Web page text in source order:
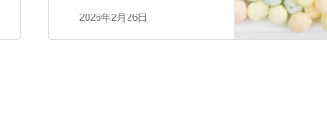
2026年2月26日